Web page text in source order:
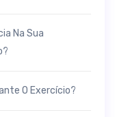
Na Sua
O Exercício?